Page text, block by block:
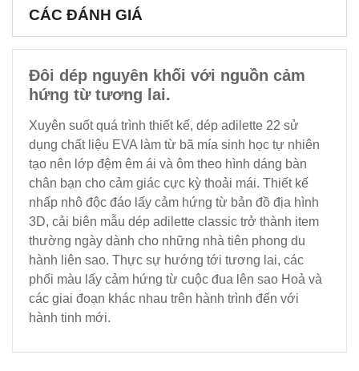
CÁC ĐÁNH GIÁ
Đôi dép nguyên khối với nguồn cảm
hứng từ tương lai.
Xuyên suốt quá trình thiết kế, dép adilette 22 sử
dụng chất liệu EVA làm từ bã mía sinh học tự nhiên
tạo nên lớp đệm êm ái và ôm theo hình dáng bàn
chân bạn cho cảm giác cực kỳ thoải mái. Thiết kế
nhấp nhô độc đáo lấy cảm hứng từ bản đồ địa hình
3D, cải biên mẫu dép adilette classic trở thành item
thường ngày dành cho những nhà tiên phong du
hành liên sao. Thực sự hướng tới tương lai, các
phối màu lấy cảm hứng từ cuộc đua lên sao Hoả và
các giai đoạn khác nhau trên hành trình đến với
hành tinh mới.